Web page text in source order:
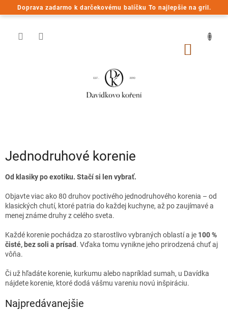
Doprava zadarmo k darčekovému balíčku To najlepšie na gril.
Prejsť
na
Jednodruhové korenie
Od klasiky po exotiku. Stačí si len vybrať.
Objavte viac ako 80 druhov poctivého jednodruhového korenia – od
klasických chutí, ktoré patria do každej kuchyne, až po zaujímavé a
menej známe druhy z celého sveta.
Každé korenie pochádza zo starostlivo vybraných oblastí a je 100 %
čisté, bez soli a prísad. Vďaka tomu vynikne jeho prirodzená chuť aj
vôňa.
Či už hľadáte korenie, kurkumu alebo napríklad sumah, u Davídka
nájdete korenie, ktoré dodá vášmu vareniu novú inšpiráciu.
Najpredávanejšie